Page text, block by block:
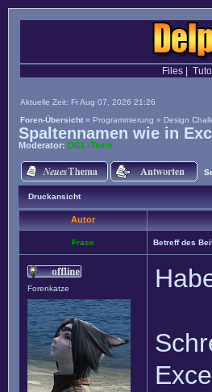
Files|
Aktuelle Zeit: Fr Aug 07, 2026 21:26
Foren-Übersicht » Programmierung » Design
Spaltennamen wie in
Moderator: DGL-Team
Druckansicht
Autor
Frase Betreff des
Forenkatze